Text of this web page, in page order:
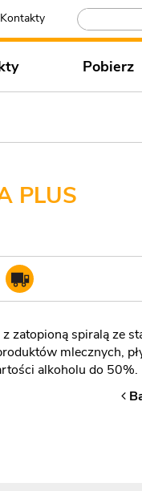
Kontakty
Pobierz
PLUS
zatopioną spiralą ze
mlecznych,
alkoholu do 50%.